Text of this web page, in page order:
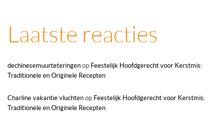
Laatste reacties
dechinesemuurteteringen op Feestelijk Hoofdgerecht voor Kerstmis:
Traditionele en Originele Recepten
Charline vakantie vluchten op Feestelijk Hoofdgerecht voor Kerstmis:
Traditionele en Originele Recepten